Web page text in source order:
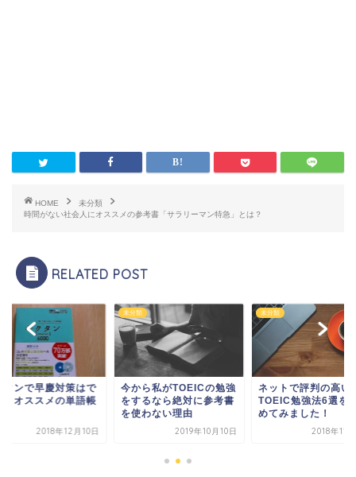
HOME
未分類
時間がない社会人にオススメの参考書「サラリーマン特急」とは？
RELATED POST
タンで早慶対策はで
？オススメの単語帳
2018年12月10日
未分類
今から私がTOEICの勉強
をするなら絶対に参考書
を使わない理由
2019年10月10日
未分類
ネットで評判の高い
TOEIC勉強法6選を
めてみました！
2018年11